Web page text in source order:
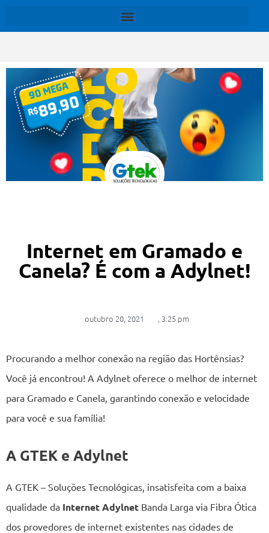
Internet em Gramado e
Canela? É com a Adylnet!
outubro 20, 2021 , 3:25 pm
Procurando a melhor conexão na região das Hortênsias?
Você já encontrou! A Adylnet oferece o melhor de internet
para Gramado e Canela, garantindo conexão e velocidade
para você e sua família!
A GTEK e Adylnet
A GTEK – Soluções Tecnológicas, insatisfeita com a baixa
qualidade da Internet Adylnet Banda Larga via Fibra Ótica
dos provedores de internet existentes nas cidades de